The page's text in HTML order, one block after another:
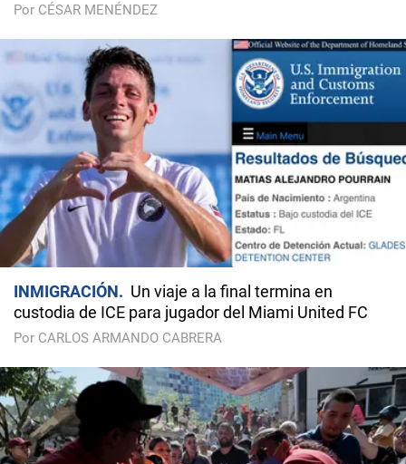
Por CÉSAR MENÉNDEZ
INMIGRACIÓN
Un viaje a la final termina en
custodia de ICE para jugador del Miami United FC
Por CARLOS ARMANDO CABRERA